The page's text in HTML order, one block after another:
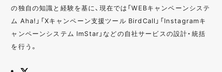
の独自の知識と経験を基に、現在では「WEBキャンペーンシステ
ム Aha!」「Xキャンペーン支援ツール BirdCall」「Instagramキ
ャンペーンシステム ImStar」などの自社サービスの設計・統括
を行う。